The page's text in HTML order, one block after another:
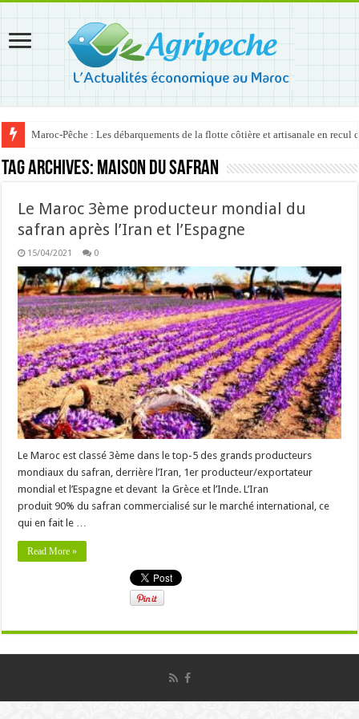
Maroc-Pêche : Les débarquements de la flotte côtière et artisanale en recul
Tag Archives: Maison du Safran
Le Maroc 3ème producteur mondial du
safran après l’Iran et l’Espagne
15/04/2021 0
Le Maroc est classé 3ème dans le top-5 des grands producteurs
mondiaux du safran, derrière l’Iran, 1er producteur/exportateur
mondial et l’Espagne et devant la Grèce et l’Inde. L’Iran
produit 90% du safran commercialisé sur le marché international, ce
qui en fait le …
Read More »